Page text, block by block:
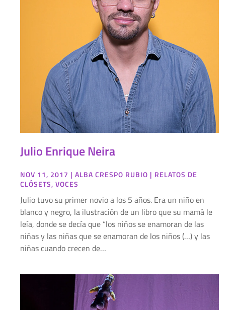
Julio Enrique Neira
NOV 11, 2017 |ALBA CRESPO RUBIO | RELATOS DE
CLÓSETS,VOCES
Julio tuvo su primer novio a los 5 años. Era un niño en
blanco y negro, la ilustración de un libro que su mamá le
leía, donde se decía que “los niños se enamoran de las
niñas y las niñas que se enamoran de los niños (…) y las
niñas cuando crecen de…